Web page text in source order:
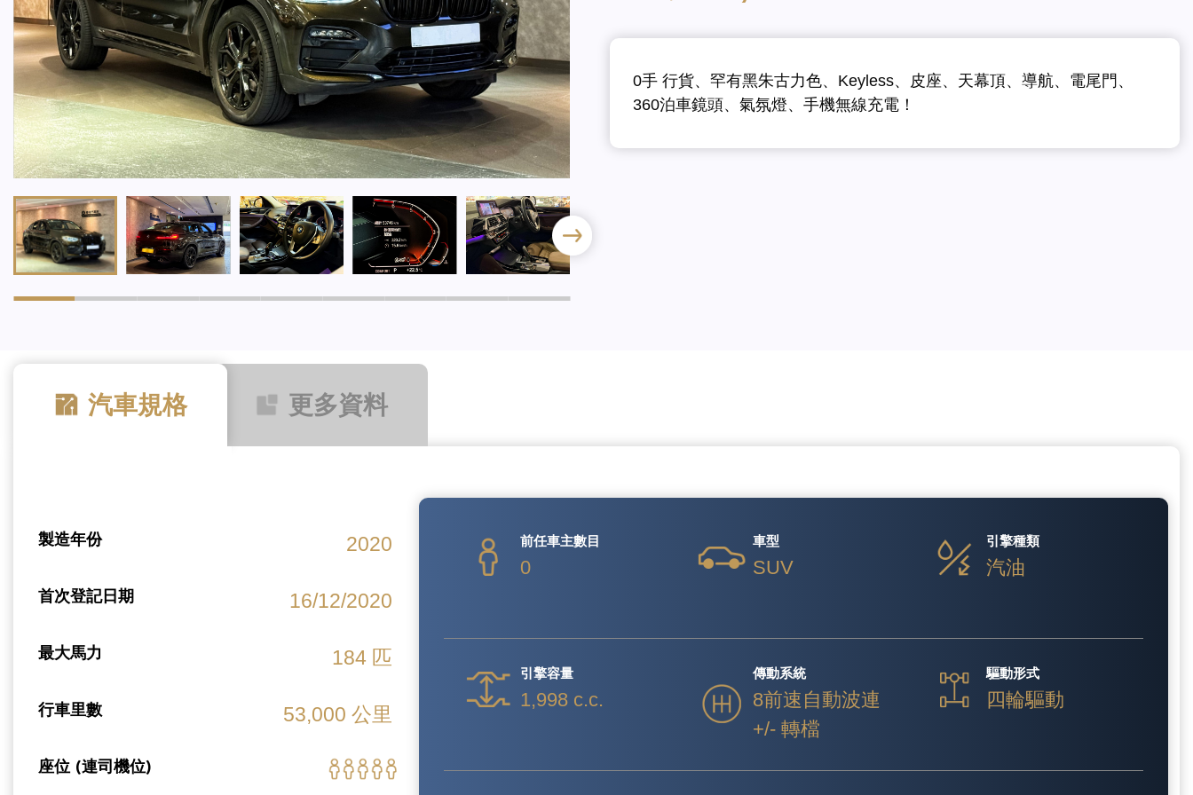
0手 行貨、罕有黑朱古力色、Keyless、皮座、天幕頂、導航、電尾門、
360泊車鏡頭、氣氛燈、手機無線充電！
汽車規格 更多資料
製造年份 2020
首次登記日期 16/12/2020
最大馬力 184 匹
行車里數 53,000 公里
座位 (連司機位)
前任車主數目
0
車型
SUV
引擎種類
汽油
引擎容量
1,998 c.c.
傳動系統
8前速自動波連
+/- 轉檔
驅動形式
四輪驅動